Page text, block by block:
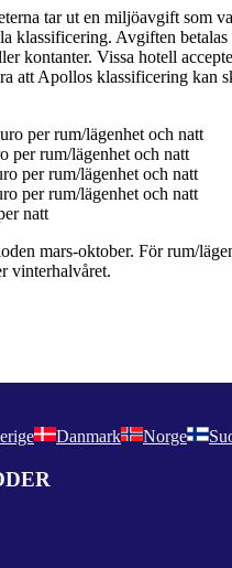
tar ut en miljöavgift som
klassificering. Avgiften
kontanter. Vissa hotell
att Apollos klassificering kan
per rum/lägenhet och natt
per rum/lägenhet och natt
per rum/lägenhet och natt
per rum/lägenhet och natt
natt
mars-oktober. För rum/
vinterhalvåret.
Danmark Norge